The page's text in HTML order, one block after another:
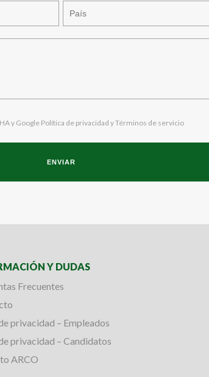
y Google Política de privacidad yTérminos de servicio
Y DUDAS
Frecuentes
privacidad – Empleados
privacidad – Candidatos
ARCO